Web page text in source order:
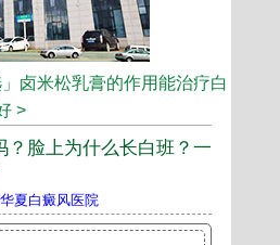
卤米松乳膏的作用能治疗白
>
？脸上为什么长白班？一
夏白癜风医院